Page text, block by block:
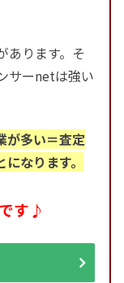
あります。そ
サーnetは強い
が多い＝査定
なります。
す♪